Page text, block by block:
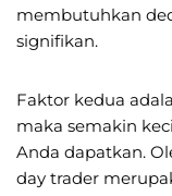
membutuhkan
signifikan.
Faktor kedua
maka semakin
Anda dapatkan.
day trader